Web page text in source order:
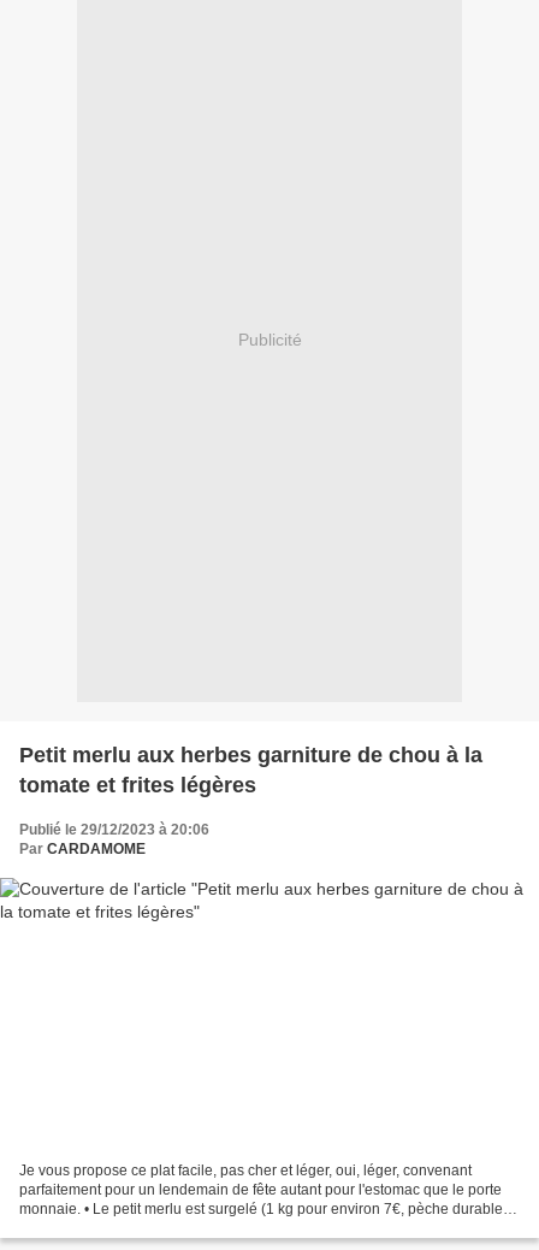
Publicité
Petit merlu aux herbes garniture de chou à la
tomate et frites légères
Publié le 29/12/2023 à 20:06
Par CARDAMOME
Je vous propose ce plat facile, pas cher et léger, oui, léger, convenant
parfaitement pour un lendemain de fête autant pour l'estomac que le porte
monnaie. • Le petit merlu est surgelé (1 kg pour environ 7€, pèche durable